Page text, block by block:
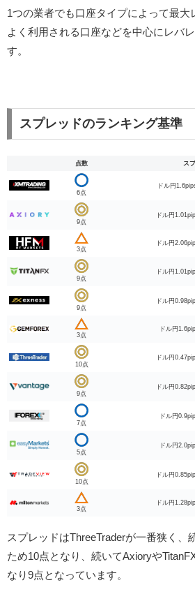
1つの業者でも口座タイプによって最大
よく利用される口座などを中心にレバ
す。
スプレッドのランキング基準
点数 ス
6点
ドル円
9点
ドル円
3点
ドル円
9点
ドル円
9点
ドル円
3点
ドル円
10点
ドル円
9点
ドル円
7点
ドル円
5点
ドル円
10点
ドル円
3点
ドル円
スプレッドはThreeTraderが一番狭く、
ため10点となり、続いてAxioryや
なり9点となっています。